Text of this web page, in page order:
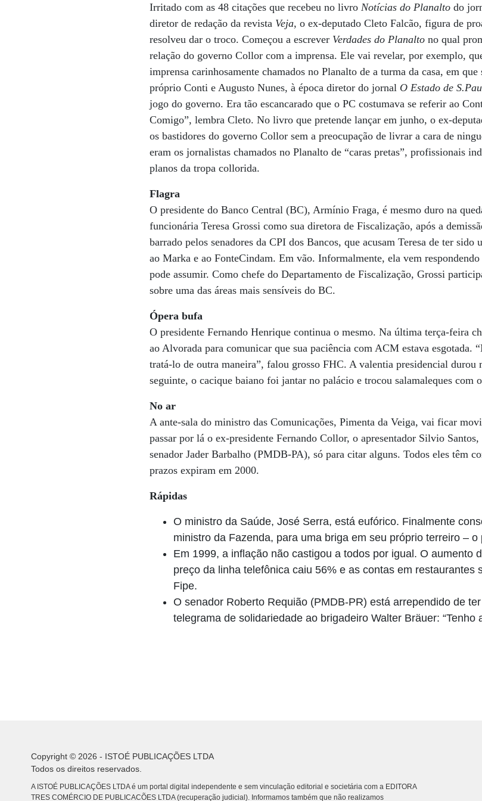
Irritado com as 48 citações que recebeu no livroNotícias do Planaltodo
diretor de redação da revista Veja, o ex-deputado Cleto Falcão, figura de
resolveu dar o troco. Começou a escrever Verdades do Planaltono qual
relação do governo Collor com a imprensa. Ele vai revelar, por exemplo,
imprensa carinhosamente chamados no Planalto de a turma da casa, em
próprio Conti e Augusto Nunes, à época diretor do jornal O Estado de
jogo do governo. Era tão escancarado que o PC costumava se referir ao
Comigo”, lembra Cleto. No livro que pretende lançar em junho, o ex-
os bastidores do governo Collor sem a preocupação de livrar a cara de
eram os jornalistas chamados no Planalto de “caras pretas”, profissionais
planos da tropa collorida.
Flagra
O presidente do Banco Central (BC), Armínio Fraga, é mesmo duro na
funcionária Teresa Grossi como sua diretora de Fiscalização, após a
barrado pelos senadores da CPI dos Bancos, que acusam Teresa de ter sido
ao Marka e ao FonteCindam. Em vão. Informalmente, ela vem
pode assumir. Como chefe do Departamento de Fiscalização, Grossi
sobre uma das áreas mais sensíveis do BC.
Ópera bufa
O presidente Fernando Henrique continua o mesmo. Na última terça-feira
ao Alvorada para comunicar que sua paciência com ACM estava esgotada.
tratá-lo de outra maneira”, falou grosso FHC. A valentia presidencial durou
seguinte, o cacique baiano foi jantar no palácio e trocou salamaleques com
No ar
A ante-sala do ministro das Comunicações, Pimenta da Veiga, vai ficar
passar por lá o ex-presidente Fernando Collor, o apresentador Silvio Santos,
senador Jader Barbalho (PMDB-PA), só para citar alguns. Todos eles têm
prazos expiram em 2000.
Rápidas
O ministro da Saúde, José Serra, está eufórico. Finalmente
ministro da Fazenda, para uma briga em seu próprio terreiro – o
Em 1999, a inflação não castigou a todos por igual. O aumento
preço da linha telefônica caiu 56% e as contas em restaurantes
Fipe.
O senador Roberto Requião (PMDB-PR) está arrependido de
telegrama de solidariedade ao brigadeiro Walter Bräuer: “Tenho
Copyright © 2026 - ISTOÉ PUBLICAÇÕES LTDA
Todos os direitos reservados.
A ISTOÉ PUBLICAÇÕES LTDA é um portal digital independente e sem vinculação editorial e societária com a EDITORA
TRES COMÉRCIO DE PUBLICACÕES LTDA (recuperação judicial). Informamos também que não realizamos